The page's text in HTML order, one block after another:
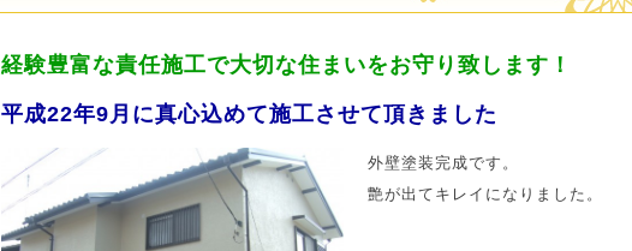
経験豊富な責任施工で大切な住まいをお守り致します！
平成22年9月に真心込めて施工させて頂きました
外壁塗装完成です。
艶が出てキレイになりました。